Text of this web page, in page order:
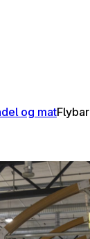
og matFlybar